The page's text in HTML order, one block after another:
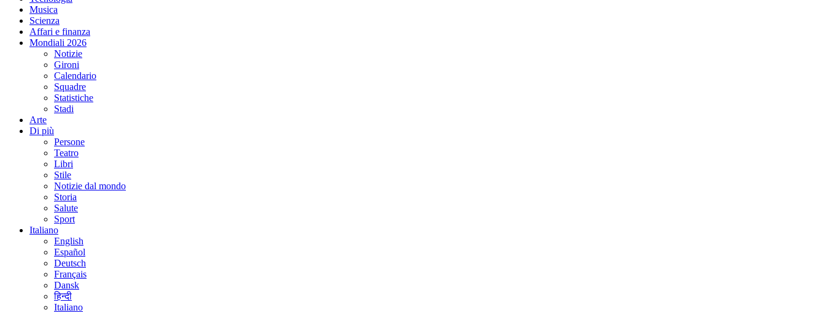
Musica
Scienza
Affari e finanza
Mondiali 2026
Notizie
Gironi
Calendario
Squadre
Statistiche
Stadi
Arte
Di più
Persone
Teatro
Libri
Stile
Notizie dal mondo
Storia
Salute
Sport
Italiano
English
Español
Deutsch
Français
Dansk
हिन्दी
Italiano